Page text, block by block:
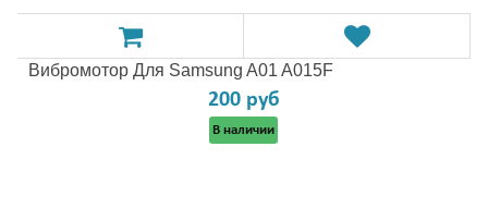
Вибромотор Для Samsung A01 A015F
200 руб
В наличии